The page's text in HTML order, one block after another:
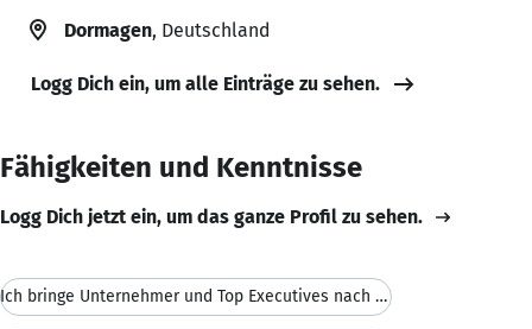
Dormagen, Deutschland
Logg Dich ein, um alle Einträge zu sehen.
Fähigkeiten und Kenntnisse
Logg Dich jetzt ein, um das ganze Profil zu sehen.
Ich bringe Unternehmer und Top Executives nach ein